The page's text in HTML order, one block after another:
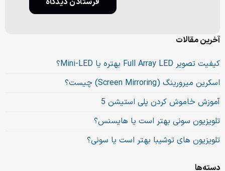
آخرین مقالات
کیفیت تصویر Full Array LED بهتره یا Mini-LED؟
اسکرین میرورینگ (Screen Mirroring) چیست؟
آموزش خاموش کردن پلی استیشن 5
تلویزیون سونی بهتر است یا هایسنس؟
تلویزیون های توشیبا بهتر است یا سونی؟
دسته‌ها